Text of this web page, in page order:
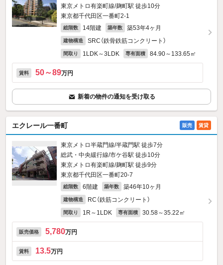
東京メトロ有楽町線/麹町駅 徒歩10分
東京都千代田区一番町2‐1
総階数 14階建 築年数 築53年4ヶ月
建物構造 SRC（鉄骨鉄筋コンクリート）
間取り 1LDK～3LDK 専有面積 84.90～133.65㎡
賃料 50～89万円
新着の物件の通知を受け取る
エクレール一番町 販売 賃貸
東京メトロ半蔵門線/半蔵門駅 徒歩7分
総武・中央緩行線/市ケ谷駅 徒歩10分
東京メトロ有楽町線/麹町駅 徒歩9分
東京都千代田区一番町20‐7
総階数 6階建 築年数 築46年10ヶ月
建物構造 RC（鉄筋コンクリート）
間取り 1R～1LDK 専有面積 30.58～35.22㎡
販売価格 5,780万円
賃料 13.5万円